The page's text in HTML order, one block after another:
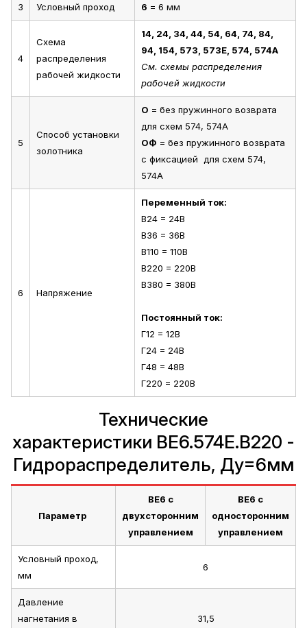
3 Условный проход 6 = 6 мм
4
Схема
распределения
рабочей жидкости
14, 24, 34, 44, 54, 64, 74, 84,
94, 154, 573, 573Е, 574, 574А
См. схемы распределения
рабочей жидкости
5
Способ установки
золотника
О = без пружинного возврата
для схем 574, 574А
ОФ = без пружинного возврата
с фиксацией для схем 574,
574А
6 Напряжение
Переменный ток:
В24 = 24В
В36 = 36В
В110 = 110В
В220 = 220В
В380 = 380В
Постоянный ток:
Г12 = 12В
Г24 = 24В
Г48 = 48В
Г220 = 220В
Технические
характеристики ВЕ6.574Е.В220 -
Гидрораспределитель, Ду=6мм
Параметр
ВЕ6 с
двухсторонним
управлением
ВЕ6 с
односторонним
управлением
Условный проход,
мм
6
Давление
нагнетания в
31,5